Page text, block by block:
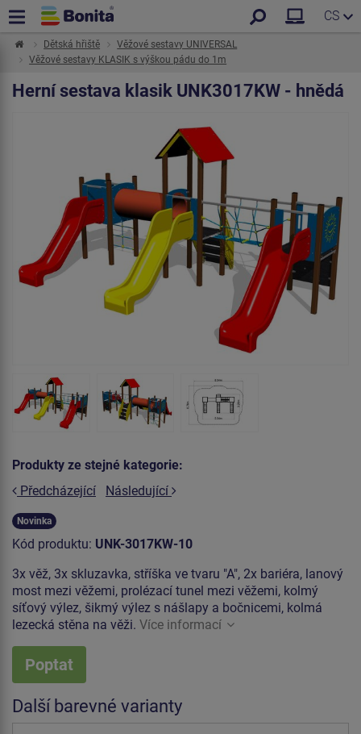
CS
Dětská hřiště
Věžové sestavy UNIVERSAL
Věžové sestavy KLASIK s výškou pádu do 1m
Herní sestava klasik UNK3017KW - hnědá
Produkty ze stejné kategorie:
Předcházející
Následující
Novinka
Kód produktu: UNK-3017KW-10
3x věž, 3x skluzavka, stříška ve tvaru "A", 2x bariéra, lanový
most mezi věžemi, prolézací tunel mezi věžemi, kolmý
síťový výlez, šikmý výlez s nášlapy a bočnicemi, kolmá
lezecká stěna na věži. Více informací
Poptat
Další barevné varianty